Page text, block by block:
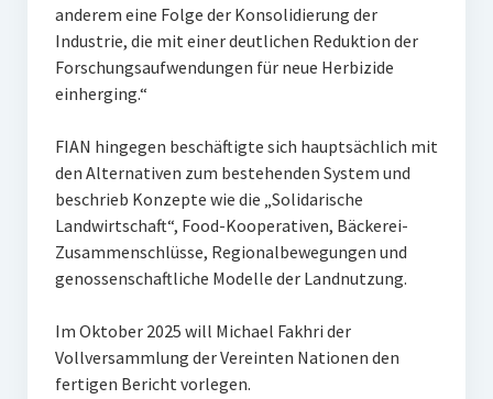
anderem eine Folge der Konsolidierung der
Industrie, die mit einer deutlichen Reduktion der
Forschungsaufwendungen für neue Herbizide
einherging.“
FIAN hingegen beschäftigte sich hauptsächlich mit
den Alternativen zum bestehenden System und
beschrieb Konzepte wie die „Solidarische
Landwirtschaft“, Food-Kooperativen, Bäckerei-
Zusammenschlüsse, Regionalbewegungen und
genossenschaftliche Modelle der Landnutzung.
Im Oktober 2025 will Michael Fakhri der
Vollversammlung der Vereinten Nationen den
fertigen Bericht vorlegen.